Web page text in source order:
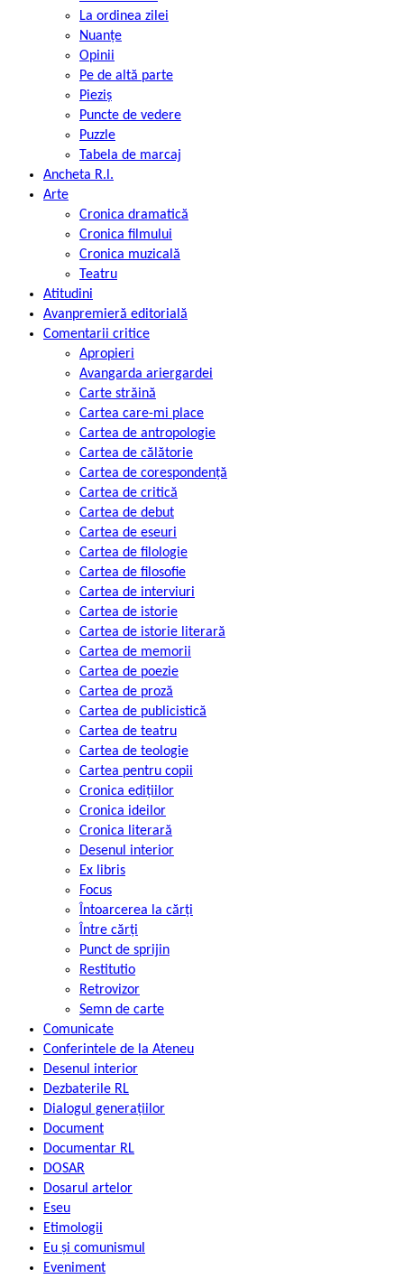
La ordinea zilei
Nuanțe
Opinii
Pe de altă parte
Pieziș
Puncte de vedere
Puzzle
Tabela de marcaj
Ancheta R.l.
Arte
Cronica dramatică
Cronica filmului
Cronica muzicală
Teatru
Atitudini
Avanpremieră editorială
Comentarii critice
Apropieri
Avangarda ariergardei
Carte străină
Cartea care-mi place
Cartea de antropologie
Cartea de călătorie
Cartea de corespondență
Cartea de critică
Cartea de debut
Cartea de eseuri
Cartea de filologie
Cartea de filosofie
Cartea de interviuri
Cartea de istorie
Cartea de istorie literară
Cartea de memorii
Cartea de poezie
Cartea de proză
Cartea de publicistică
Cartea de teatru
Cartea de teologie
Cartea pentru copii
Cronica edițiilor
Cronica ideilor
Cronica literară
Desenul interior
Ex libris
Focus
Întoarcerea la cărți
Între cărți
Punct de sprijin
Restitutio
Retrovizor
Semn de carte
Comunicate
Conferintele de la Ateneu
Desenul interior
Dezbaterile RL
Dialogul generațiilor
Document
Documentar RL
DOSAR
Dosarul artelor
Eseu
Etimologii
Eu și comunismul
Eveniment